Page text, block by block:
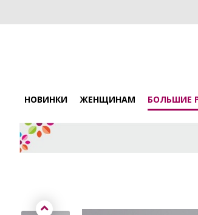
НОВИНКИ ЖЕНЩИНАМ БОЛЬШИЕ